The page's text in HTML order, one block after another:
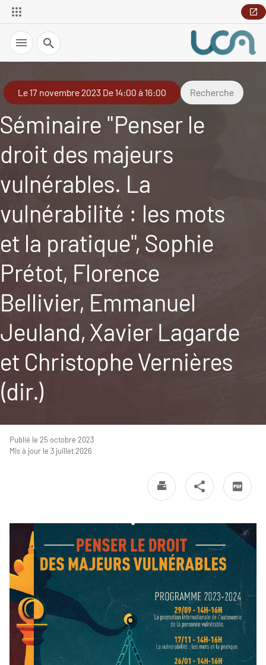
Recherche
Le 17 novembre 2023 De 14:00 à 16:00 Recherche
Séminaire "Penser le
droit des majeurs
vulnérables. La
vulnérabilité : les mots
et la pratique", Sophie
Prétot, Florence
Bellivier, Emmanuel
Jeuland, Xavier Lagarde
et Christophe Vernières
(dir.)
Publié le 25 octobre 2023
Mis à jour le 3 juillet 2026